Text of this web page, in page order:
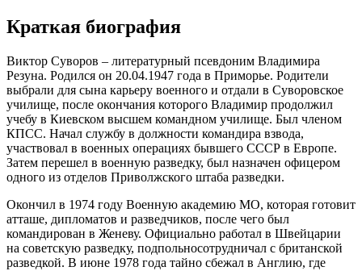
Краткая биография
Виктор Суворов – литературный псевдоним Владимира
Резуна. Родился он 20.04.1947 года в Приморье. Родители
выбрали для сына карьеру военного и отдали в Суворовское
училище, после окончания которого Владимир продолжил
учебу в Киевском высшем командном училище. Был членом
КПСС. Начал службу в должности командира взвода,
участвовал в военных операциях бывшего СССР в Европе.
Затем перешел в военную разведку, был назначен офицером
одного из отделов Приволжского штаба разведки.
Окончил в 1974 году Военную академию МО, которая готовит
атташе, дипломатов и разведчиков, после чего был
командирован в Женеву. Официально работал в Швейцарии
на советскую разведку, подпольносотрудничал с британской
разведкой. В июне 1978 года тайно сбежал в Англию, где